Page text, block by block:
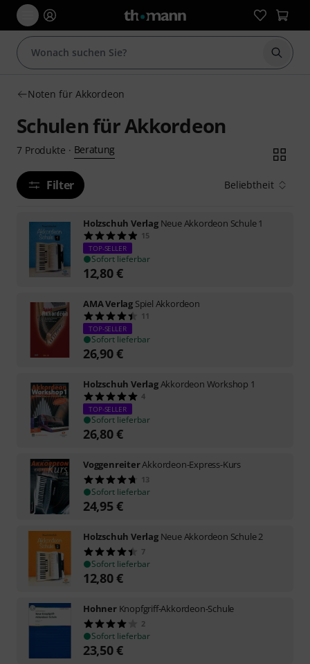
Suche
Noten für Akkordeon
Schulen für Akkordeon
7 Produkte · Beratung
Filter Beliebtheit
Holzschuh Verlag Neue Akkordeon Schule 1
15
TOP-SELLER
Sofort lieferbar
12,80€
AMA Verlag Spiel Akkordeon
11
TOP-SELLER
Sofort lieferbar
26,90€
Holzschuh VerlagAkkordeon Workshop 1
4
TOP-SELLER
Sofort lieferbar
26,80€
VoggenreiterAkkordeon-Express-Kurs
13
Sofort lieferbar
24,95€
Holzschuh Verlag Neue Akkordeon Schule 2
7
Sofort lieferbar
12,80€
Hohner Knopfgriff-Akkordeon-Schule
2
Sofort lieferbar
23,50€